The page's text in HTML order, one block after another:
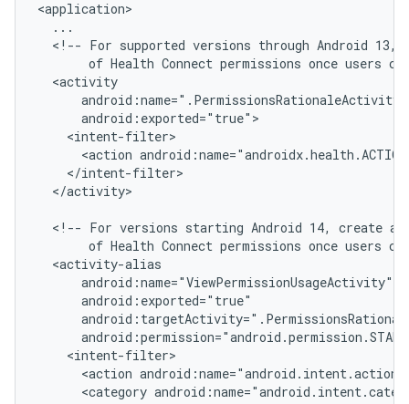
<!-- For supported versions through Android 13,
of Health Connect permissions once users
<action
</activity>
<!-- For versions starting Android 14, create an
of Health Connect permissions once users
<action
<category